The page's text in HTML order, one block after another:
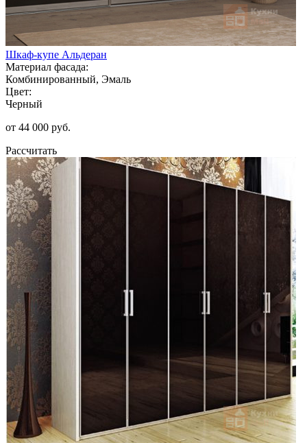
Шкаф-купе Альдеран
Материал фасада:
Комбинированный, Эмаль
Цвет:
Черный
от 44 000 руб.
Рассчитать